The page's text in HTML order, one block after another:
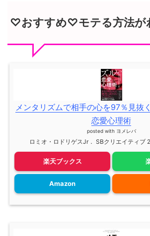
♡おすすめ♡モテる方法が
メンタリズムで相手の心を97％見抜
恋愛心理術
posted with ヨメレバ
ロミオ・ロドリゲスJr． SBクリエイティブ
楽天ブックス
Amazon